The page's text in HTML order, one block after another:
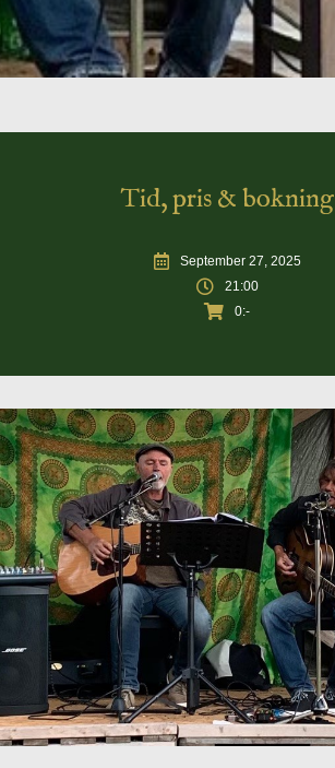
Tid, pris & bokning
September 27, 2025
21:00
0:-